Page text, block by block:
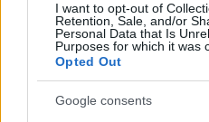
I want to opt-out of
Retention, Sale, and/or
Personal Data that Is
Purposes for which it was
Opted Out
Google consents
Olvasó játszik: